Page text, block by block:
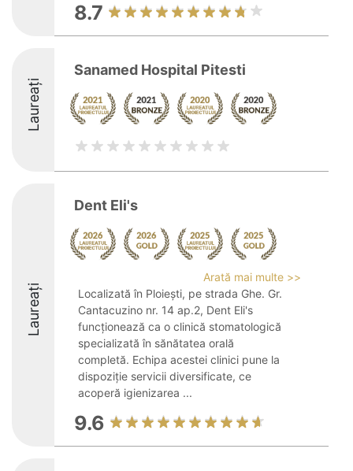
8.7
Laureați
Sanamed Hospital Pitesti
Laureați
Dent Eli's
Arată mai multe >>
Localizată în Ploiești, pe strada Ghe. Gr.
Cantacuzino nr. 14 ap.2, Dent Eli's
funcționează ca o clinică stomatologică
specializată în sănătatea orală
completă. Echipa acestei clinici pune la
dispoziție servicii diversificate, ce
acoperă igienizarea ...
9.6